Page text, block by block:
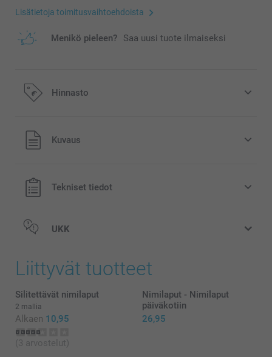
Lisätietoja toimitusvaihtoehdoista
Menikö pieleen? Saa uusi tuote ilmaiseksi
Hinnasto
Kaikki hinnat ovat euroina, sisältävät arvonlisäveron ja
eivät sisällä postikuluja.
Kuvaus
Tekniset tiedot
Tarrat
UKK
Liittyvät tuotteet
Silitettävät nimilaput
2 mallia
Alkaen 10,95
(3 arvostelut)
Nimilaput - Nimilaput
päiväkotiin
26,95